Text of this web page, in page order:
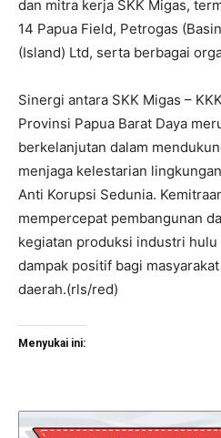
dan mitra kerja SKK Migas,
14 Papua Field, Petrogas
(Island) Ltd, serta berbagai
Sinergi antara SKK Migas –
Provinsi Papua Barat Daya
berkelanjutan dalam
menjaga kelestarian
Anti Korupsi Sedunia.
mempercepat pembangunan
kegiatan produksi industri
dampak positif bagi
daerah.(rls/red)
Menyukai ini: